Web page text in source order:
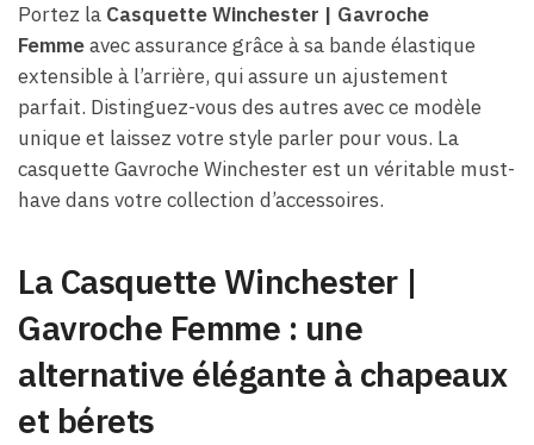
Portez la Casquette Winchester | Gavroche
Femmeavec assurance grâce à sa bande élastique
extensible à l’arrière, qui assure un ajustement
parfait. Distinguez-vous des autres avec ce modèle
unique et laissez votre style parler pour vous. La
casquette Gavroche Winchester est un véritable must-
have dans votre collection d’accessoires.
La Casquette Winchester |
Gavroche Femme : une
alternative élégante à chapeaux
et bérets